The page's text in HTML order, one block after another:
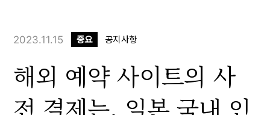
2023.11.15 중요 공지사항
해외 예약 사이트의 사
전 결제는, 일본 국내 인